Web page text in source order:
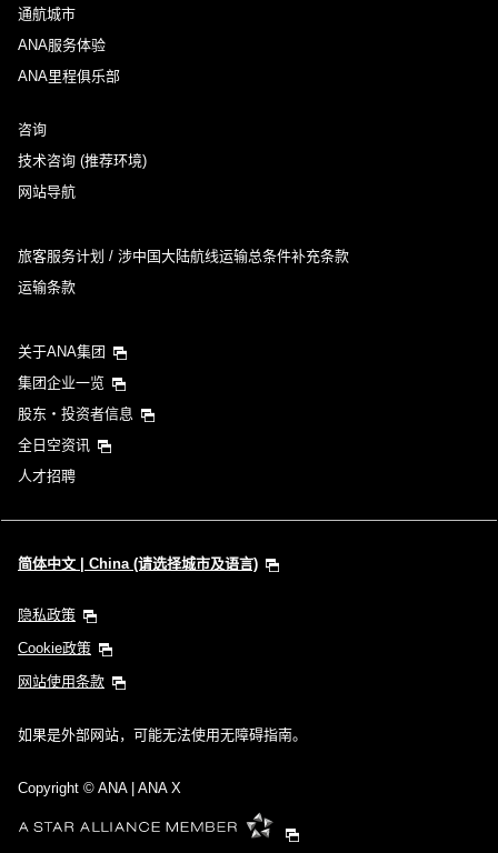
通航城市
ANA服务体验
ANA里程俱乐部
咨询
技术咨询 (推荐环境)
网站导航
旅客服务计划 / 涉中国大陆航线运输总条件补充条款
运输条款
关于ANA集团
集团企业一览
股东・投资者信息
全日空资讯
人才招聘
简体中文 | China (请选择城市及语言)
隐私政策
Cookie政策
网站使用条款
如果是外部网站，可能无法使用无障碍指南。
Copyright © ANA | ANA X